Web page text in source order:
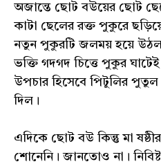
অজান্তে ছোট বউয়ের ছোট
কাটা ছেলের রক্ত পুকুরে
নতুন পুকুরটি জলময় হয়ে
ভক্তি গদগদ চিত্তে পুকুর
উপচার হিসেবে পিটুলির
দিল।
এদিকে ছোট বউ কিন্তু মা
শোনেনি। জানতোও না।